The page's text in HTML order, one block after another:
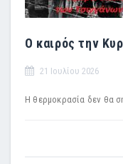
Ο καιρός την
21 Ιουλίου 2026
Η θερμοκρασία δεν θα